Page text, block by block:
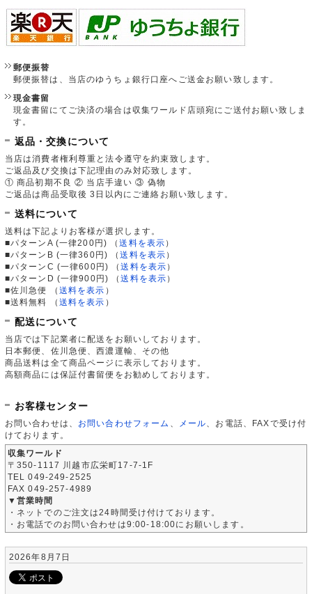
郵便振替
郵便振替は、当店のゆうちょ銀行口座へご送金お願い致します。
現金書留
現金書留にてご決済の場合は収集ワールド店頭宛にご送付お願い致しま
す。
返品・交換について
当店は消費者権利尊重と法令遵守を約束致します。
ご返品及び交換は下記理由のみ対応致します。
① 商品初期不良 ② 当店手違い ③ 偽物
ご返品は商品受取後 3日以内にご連絡お願い致します。
送料について
送料は下記よりお客様が選択します。
■パターンA (一律200円)
（送料を表示 ）
■パターンB (一律360円)
（送料を表示 ）
■パターンC (一律600円)
（送料を表示 ）
■パターンD (一律900円)
（送料を表示 ）
■佐川急便
（ 送料を表示 ）
■送料無料
（ 送料を表示 ）
配送について
当店では下記業者に配送をお願いしております。
日本郵便、佐川急便、西濃運輸、その他
商品送料は全て商品ページに表示しております。
高額商品には保証付書留便をお勧めしております。
お客様センター
お問い合わせは、 お問い合わせフォーム メール 、お電話、FAXで受け付
けております。
収集ワールド
〒350-1117 川越市広栄町17-7-1F
TEL 049-249-2525
FAX 049-257-4989
▼営業時間
・ネットでのご注文は24時間受け付けております。
・お電話でのお問い合わせは9:00-18:00にお願いします。
2026年8月7日